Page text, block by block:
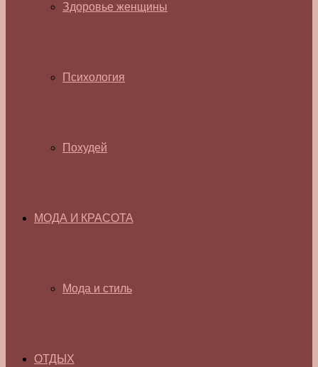
Здоровье женщины
Психология
Похудей
МОДА И КРАСОТА
Мода и стиль
ОТДЫХ